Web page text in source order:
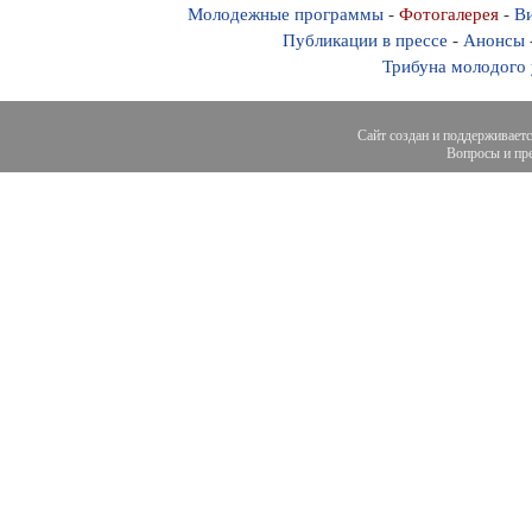
Молодежные программы - Фотогалерея -
Публикации в прессе - Анонсы
Трибуна молодого
Сайт создан и
Вопросы и